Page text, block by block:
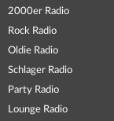
2000er Radio
Rock Radio
Oldie Radio
Schlager Radio
Party Radio
Lounge Radio